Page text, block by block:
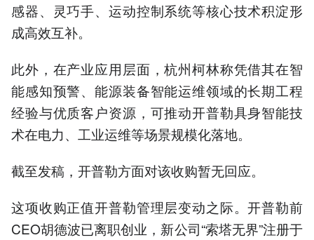
感器、灵巧手、运动控制系统等核心技术积淀形
成高效互补。
此外，在产业应用层面，杭州柯林称凭借其在智
能感知预警、能源装备智能运维领域的长期工程
经验与优质客户资源，可推动开普勒具身智能技
术在电力、工业运维等场景规模化落地。
截至发稿，开普勒方面对该收购暂无回应。
这项收购正值开普勒管理层变动之际。开普勒前
CEO胡德波已离职创业，新公司“索塔无界”注册于